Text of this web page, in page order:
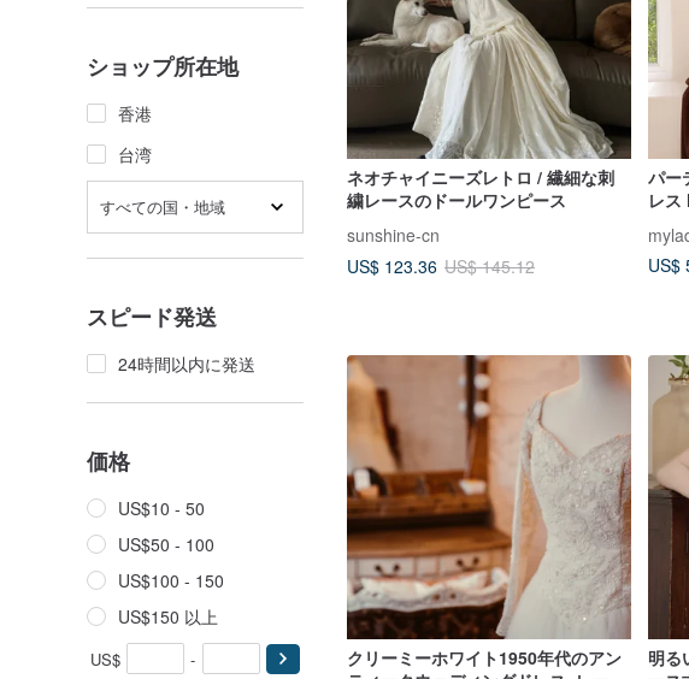
ショップ所在地
香港
台湾
すべての国・地域
スピード発送
24時間以内に発送
価格
US$10 - 50
US$50 - 100
US$100 - 150
US$150 以上
US$ -
ネオチャイニーズレトロ / 繊細な刺
繍レースのドールワンピース
sunshine-cn
US$ 123.36 US$ 145.12
パー
レス
US$
クリーミーホワイト1950年代のアン
明る